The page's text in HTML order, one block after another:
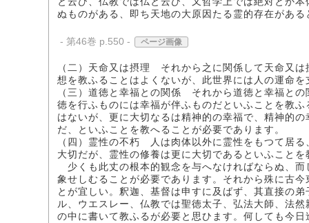
ぬものがある、即ち天地の大原因たる霊的存在があ
- 第46巻 p.550 - ページ画像
（二）天命又は摂理 それから之に関係して天命又
想を教ふることはよくないが、此世界には人の運命
（三）道徳と幸福との関係 それから道徳と幸福と
徳を行ふものには幸福が伴ふものだといふことを教
はないが、更に大切なるは精神的の幸福で、精神的
だ、といふことを教へることが必要であります。
（四）霊性の不朽 人は肉体以外に霊性をもつて居
大切だが、霊性の修養は更に大切であるといふこと
少くも此丈の根本的観念を与へなければならぬ、
象せしむることが必要であります。それから殊に古
とが宜しい。釈迦、基督は申すに及ばず、其直接の
ル、ウエスレー、仏教では聖徳太子、弘法大師、法
の中に書いて教ふるが必要と思ひます。何しても今